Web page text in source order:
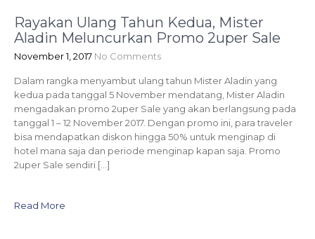
Rayakan Ulang Tahun Kedua, Mister
Aladin Meluncurkan Promo 2uper Sale
November 1, 2017 No Comments
Dalam rangka menyambut ulang tahun Mister Aladin yang
kedua pada tanggal 5 November mendatang, Mister Aladin
mengadakan promo 2uper Sale yang akan berlangsung pada
tanggal 1 – 12 November 2017. Dengan promo ini, para traveler
bisa mendapatkan diskon hingga 50% untuk menginap di
hotel mana saja dan periode menginap kapan saja. Promo
2uper Sale sendiri […]
Read More